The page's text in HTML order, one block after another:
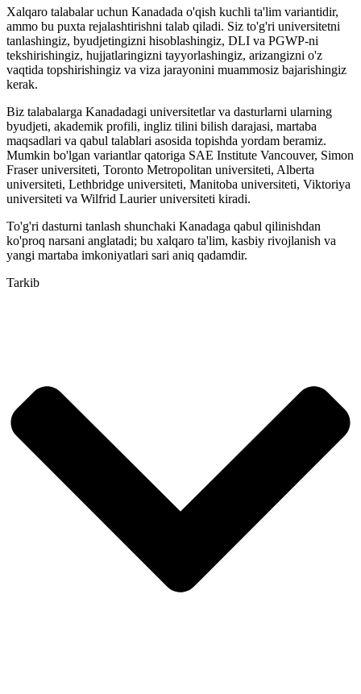
Xalqaro talabalar uchun Kanadada o'qish kuchli ta'lim variantidir,
ammo bu puxta rejalashtirishni talab qiladi. Siz to'g'ri universitetni
tanlashingiz, byudjetingizni hisoblashingiz, DLI va PGWP-ni
tekshirishingiz, hujjatlaringizni tayyorlashingiz, arizangizni o'z
vaqtida topshirishingiz va viza jarayonini muammosiz bajarishingiz
kerak.
Biz talabalarga Kanadadagi universitetlar va dasturlarni ularning
byudjeti, akademik profili, ingliz tilini bilish darajasi, martaba
maqsadlari va qabul talablari asosida topishda yordam beramiz.
Mumkin bo'lgan variantlar qatoriga SAE Institute Vancouver, Simon
Fraser universiteti, Toronto Metropolitan universiteti, Alberta
universiteti, Lethbridge universiteti, Manitoba universiteti, Viktoriya
universiteti va Wilfrid Laurier universiteti kiradi.
To'g'ri dasturni tanlash shunchaki Kanadaga qabul qilinishdan
ko'proq narsani anglatadi; bu xalqaro ta'lim, kasbiy rivojlanish va
yangi martaba imkoniyatlari sari aniq qadamdir.
Tarkib